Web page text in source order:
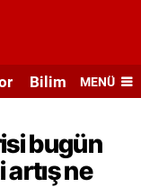
Bilim veMENÜ
bugün
artış ne